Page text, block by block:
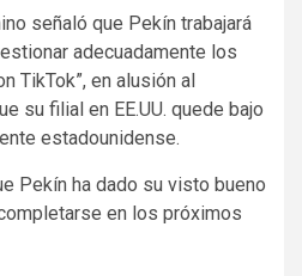
señaló que Pekín trabajará
adecuadamente los
TikTok”, en alusión al
su filial en EE.UU. quede bajo
estadounidense.
Pekín ha dado su visto bueno
en los próximos